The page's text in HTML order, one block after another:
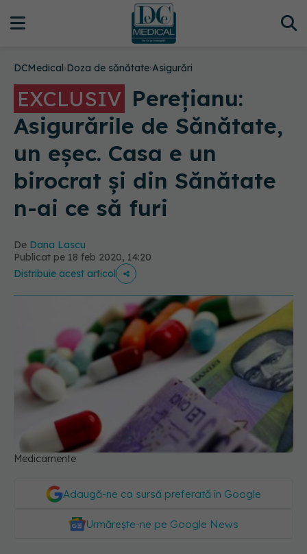
DCMedical›Doza de sănătate›Asigurări
EXCLUSIV Perețianu:
Asigurările de Sănătate,
un eșec. Casa e un
birocrat și din Sănătate
n-ai ce să furi
De Dana Lascu
Publicat pe 18 feb 2020, 14:20
Distribuie acest articol
Medicamente
Adaugă-ne ca sursă preferată în Google
Urmărește-ne pe Google News